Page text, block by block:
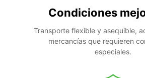
Condiciones
Transporte flexible y asequible,
mercancías que requieren
especiales.